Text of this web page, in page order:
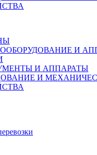
И
И АППАРАТЫ
И